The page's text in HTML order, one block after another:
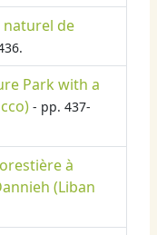
naturel de
Park with a
- pp. 437-
à
(Liban